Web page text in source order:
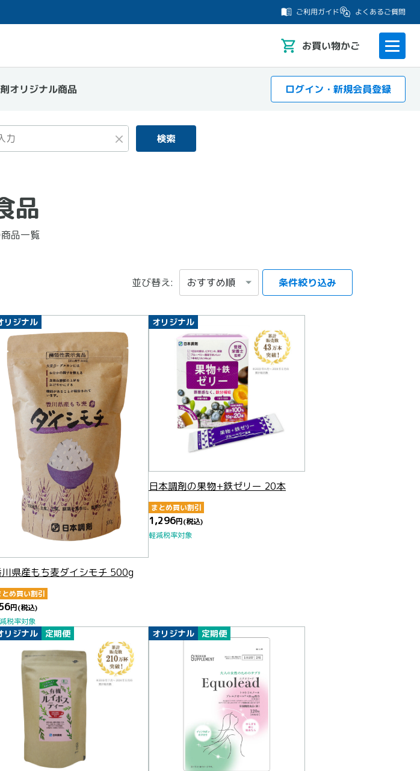
ご利用ガイド よくあるご質問
お買い物かご
オリジナル商品 ログイン・新規会員登録
× 検索
品
品一覧
並び替え: 条件絞り込み
リジナル
川県産もち麦ダイシモチ 500g
とめ買い割引
円(税込)
税率対象
オリジナル
日本調剤の果物+鉄ゼリー 20本
まとめ買い割引
1,296円(税込)
軽減税率対象
リジナル 定期便 オリジナル 定期便